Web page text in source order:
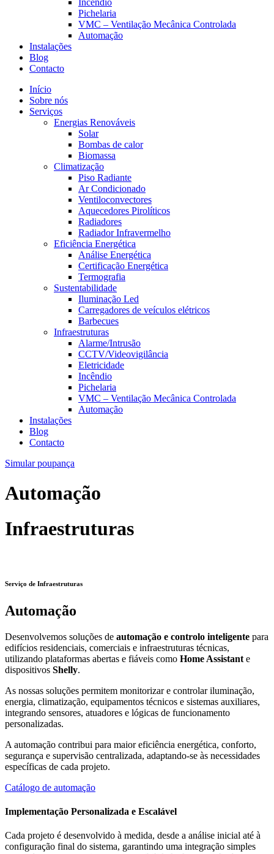
Pichelaria
VMC – Ventilação Mecânica Controlada
Automação
Instalações
Blog
Contacto
Início
Sobre nós
Serviços
Energias Renováveis
Solar
Bombas de calor
Biomassa
Climatização
Piso Radiante
Ar Condicionado
Ventiloconvectores
Aquecedores Pirolíticos
Radiadores
Radiador Infravermelho
Eficiência Energética
Análise Energética
Certificação Energética
Termografia
Sustentabilidade
Iluminação Led
Carregadores de veículos elétricos
Barbecues
Infraestruturas
Alarme/Intrusão
CCTV/Videovigilância
Eletricidade
Incêndio
Pichelaria
VMC – Ventilação Mecânica Controlada
Automação
Instalações
Blog
Contacto
Simular poupança
Automação
Infraestruturas
Serviço de Infraestruturas
Automação
Desenvolvemos soluções de automação e controlo inteligente para
edifícios residenciais, comerciais e infraestruturas técnicas,
utilizando plataformas abertas e fiáveis como Home Assistant e
dispositivos Shelly.
As nossas soluções permitem monitorizar e controlar iluminação,
energia, climatização, equipamentos técnicos e sistemas auxiliares,
integrando sensores, atuadores e lógicas de funcionamento
personalizadas.
A automação contribui para maior eficiência energética, conforto,
segurança e supervisão centralizada, adaptando-se às necessidades
específicas de cada projeto.
Catálogo de automação
Implementação Personalizada e Escalável
Cada projeto é desenvolvido à medida, desde a análise inicial até à
configuração final do sistema, garantindo uma integração simples